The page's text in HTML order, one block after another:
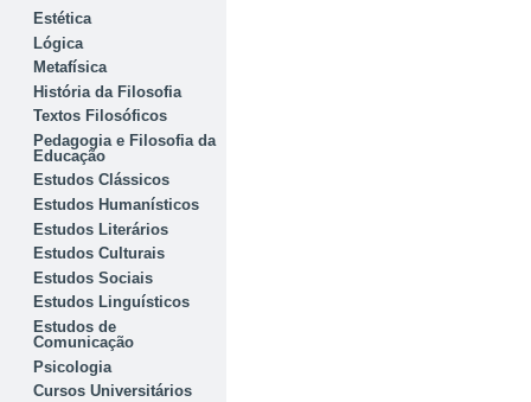
Estética
Lógica
Metafísica
História da Filosofia
Textos Filosóficos
Pedagogia e Filosofia da
Educação
Estudos Clássicos
Estudos Humanísticos
Estudos Literários
Estudos Culturais
Estudos Sociais
Estudos Linguísticos
Estudos de
Comunicação
Psicologia
Cursos Universitários